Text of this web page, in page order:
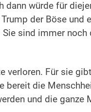
dann würde für
der Böse und
sind immer noch
verloren. Für sie
die
und die ganze